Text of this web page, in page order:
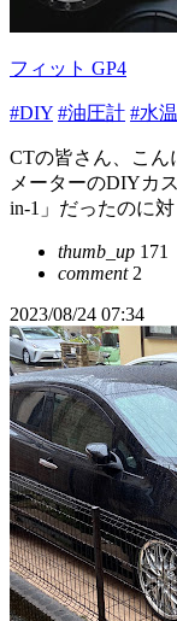
フィット GP4
#DIY #油圧計 #水
CTの皆さん、こん
メーターのDIYカ
in-1」だったのに
thumb_up 171
comment2
2023/08/24 07:34